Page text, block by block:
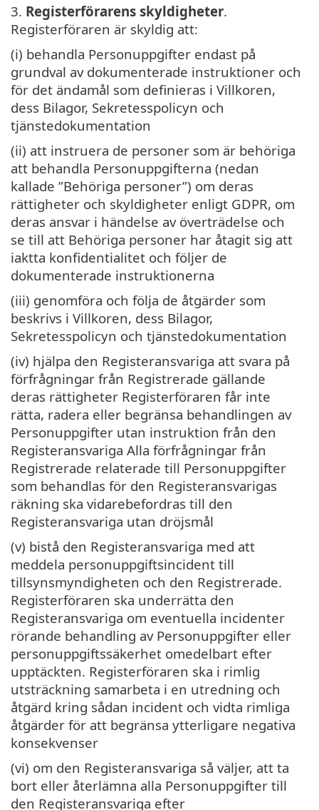
3. Registerförarens skyldigheter.
Registerföraren är skyldig att:
(i) behandla Personuppgifter endast på
grundval av dokumenterade instruktioner och
för det ändamål som definieras i Villkoren,
dess Bilagor, Sekretesspolicyn och
tjänstedokumentation
(ii) att instruera de personer som är behöriga
att behandla Personuppgifterna (nedan
kallade ”Behöriga personer”) om deras
rättigheter och skyldigheter enligt GDPR, om
deras ansvar i händelse av överträdelse och
se till att Behöriga personer har åtagit sig att
iaktta konfidentialitet och följer de
dokumenterade instruktionerna
(iii) genomföra och följa de åtgärder som
beskrivs i Villkoren, dess Bilagor,
Sekretesspolicyn och tjänstedokumentation
(iv) hjälpa den Registeransvariga att svara på
förfrågningar från Registrerade gällande
deras rättigheter Registerföraren får inte
rätta, radera eller begränsa behandlingen av
Personuppgifter utan instruktion från den
Registeransvariga Alla förfrågningar från
Registrerade relaterade till Personuppgifter
som behandlas för den Registeransvarigas
räkning ska vidarebefordras till den
Registeransvariga utan dröjsmål
(v) bistå den Registeransvariga med att
meddela personuppgiftsincident till
tillsynsmyndigheten och den Registrerade.
Registerföraren ska underrätta den
Registeransvariga om eventuella incidenter
rörande behandling av Personuppgifter eller
personuppgiftssäkerhet omedelbart efter
upptäckten. Registerföraren ska i rimlig
utsträckning samarbeta i en utredning och
åtgärd kring sådan incident och vidta rimliga
åtgärder för att begränsa ytterligare negativa
konsekvenser
(vi) om den Registeransvariga så väljer, att ta
bort eller återlämna alla Personuppgifter till
den Registeransvariga efter